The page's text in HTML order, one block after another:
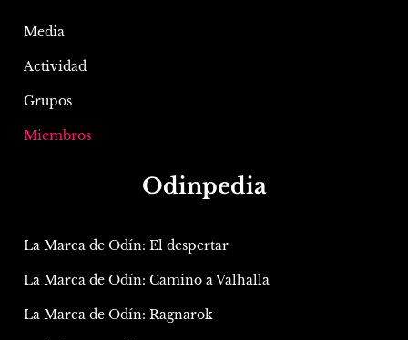
Media
Actividad
Grupos
Miembros
Odinpedia
La Marca de Odín: El despertar
La Marca de Odín: Camino a Valhalla
La Marca de Odín: Ragnarok